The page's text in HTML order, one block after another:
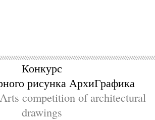
Конкурс
рисунка АрхиГрафика
competition of architectural
drawings